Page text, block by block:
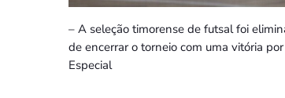
– A seleção timorense de futsal foi
de encerrar o torneio com uma vitória
Especial